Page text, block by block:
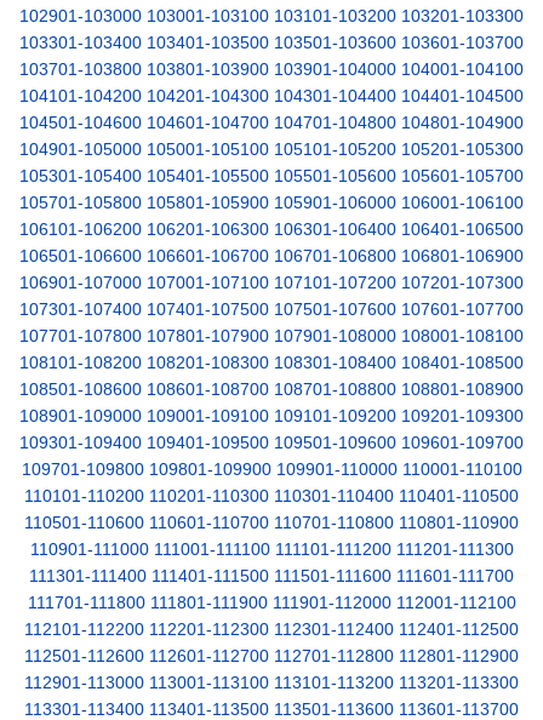
102901-103000 103001-103100 103101-103200 103201-103300
103301-103400 103401-103500 103501-103600 103601-103700
103701-103800 103801-103900 103901-104000 104001-104100
104101-104200 104201-104300 104301-104400 104401-104500
104501-104600 104601-104700 104701-104800 104801-104900
104901-105000 105001-105100 105101-105200 105201-105300
105301-105400 105401-105500 105501-105600 105601-105700
105701-105800 105801-105900 105901-106000 106001-106100
106101-106200 106201-106300 106301-106400 106401-106500
106501-106600 106601-106700 106701-106800 106801-106900
106901-107000 107001-107100 107101-107200 107201-107300
107301-107400 107401-107500 107501-107600 107601-107700
107701-107800 107801-107900 107901-108000 108001-108100
108101-108200 108201-108300 108301-108400 108401-108500
108501-108600 108601-108700 108701-108800 108801-108900
108901-109000 109001-109100 109101-109200 109201-109300
109301-109400 109401-109500 109501-109600 109601-109700
109701-109800 109801-109900 109901-110000 110001-110100
110101-110200 110201-110300 110301-110400 110401-110500
110501-110600 110601-110700 110701-110800 110801-110900
110901-111000 111001-111100 111101-111200 111201-111300
111301-111400 111401-111500 111501-111600 111601-111700
111701-111800 111801-111900 111901-112000 112001-112100
112101-112200 112201-112300 112301-112400 112401-112500
112501-112600 112601-112700 112701-112800 112801-112900
112901-113000 113001-113100 113101-113200 113201-113300
113301-113400 113401-113500 113501-113600 113601-113700